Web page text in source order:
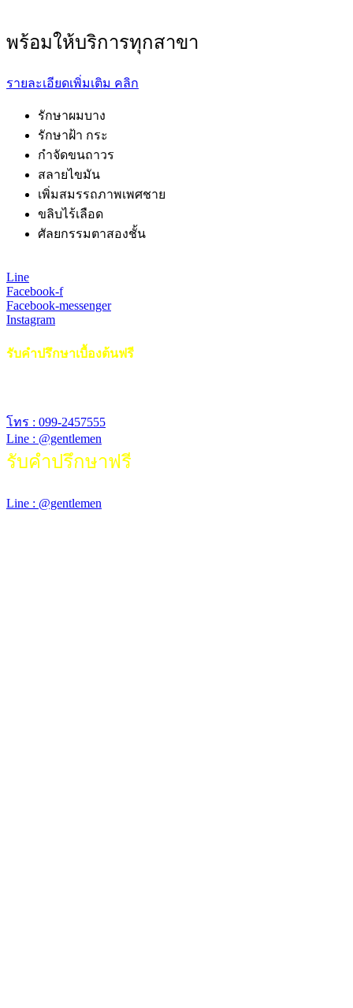
พร้อมให้บริการทุกสาขา
รายละเอียดเพิ่มเติม คลิก
รักษาผมบาง
รักษาฝ้า กระ
กำจัดขนถาวร
สลายไขมัน
เพิ่มสมรรถภาพเพศชาย
ขลิบไร้เลือด
ศัลยกรรมตาสองชั้น
Line
Facebook-f
Facebook-messenger
Instagram
รับคำปรึกษาเบื้องต้นฟรี
โทร : 099-2457555
Line : @gentlemen
รับคำปรึกษาฟรี
Line : @gentlemen